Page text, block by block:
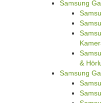
Samsung
&
Samsung